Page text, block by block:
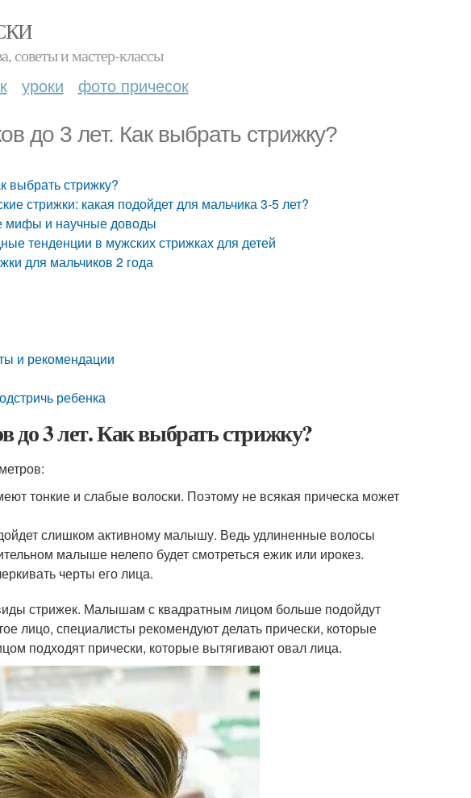
советы и мастер-классы
уроки фото причесок
до 3 лет. Как выбрать стрижку?
выбрать стрижку?
стрижки: какая подойдет для мальчика 3-5 лет?
мифы и научные доводы
тенденции в мужских стрижках для детей
для мальчиков 2 года
и рекомендации
ребенка
до 3 лет. Как выбрать стрижку?
тонкие и слабые волоски. Поэтому не всякая прическа может
слишком активному малышу. Ведь удлиненные волосы
малыше нелепо будет смотреться ежик или ирокез.
черты его лица.
стрижек. Малышам с квадратным лицом больше подойдут
лицо, специалисты рекомендуют делать прически, которые
подходят прически, которые вытягивают овал лица.